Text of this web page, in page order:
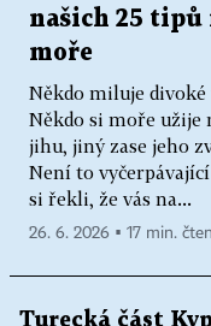
našich 25 tipů
moře
Někdo miluje divoké
Někdo si moře užije
jihu, jiný zase jeho
Není to
si řekli, že vás na...
26. 6. 2026 ▪ 17 min.
Turecká část